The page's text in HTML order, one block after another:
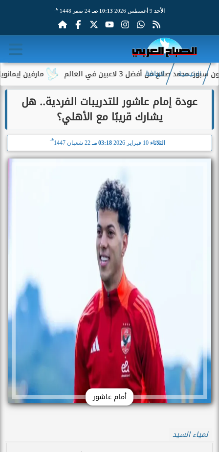
الأحد 10:13 صـ 24 صفر 1448 هـ
مارفين من أفضل 3 لاعبين في العالم
الرئيسية الرياضة
عودة إمام عاشور للتدريبات الفردية.. هل
يشارك قريبًا مع الأهلي؟
الثلاثاء 03:18 مـ 22 شعبان 1447
هـ
أمام عاشور
لمياء السيد